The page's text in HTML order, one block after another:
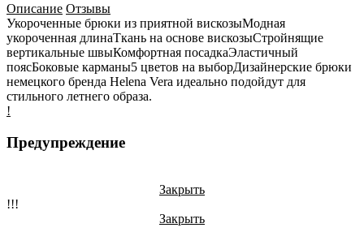
Описание Отзывы
Укороченные брюки из приятной вискозыМодная
укороченная длинаТкань на основе вискозыСтройнящие
вертикальные швыКомфортная посадкаЭластичный
поясБоковые карманы5 цветов на выборДизайнерские брюки
немецкого бренда Helena Vera идеально подойдут для
стильного летнего образа.
!
Предупреждение
Закрыть
!!!
Закрыть